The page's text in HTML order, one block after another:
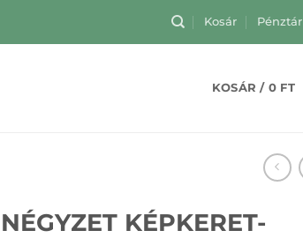
Kosár Pénztár
KOSÁR / 0 FT
NÉGYZET KÉPKERET-